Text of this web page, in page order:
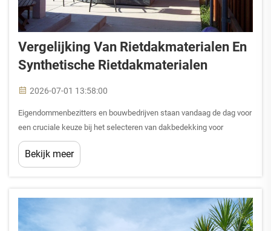
Vergelijking Van Rietdakmaterialen En
Synthetische Rietdakmaterialen
2026-07-01 13:58:00
Eigendommenbezitters en bouwbedrijven staan vandaag de dag voor
een cruciale keuze bij het selecteren van dakbedekking voor
traditioneel ogende panden: kiezen tussen authentieke
rietdakmaterialen en moderne synthetische alternatieven. Deze
vergelijking wordt steeds...
Bekijk meer